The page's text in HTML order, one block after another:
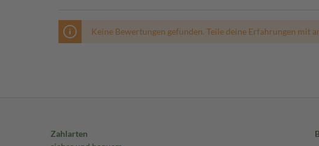
Keine Bewertungen gefunden. Teile deine Erfahrungen mit
Zahlarten